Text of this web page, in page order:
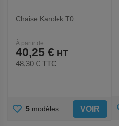
Chaise Karolek T0
À partir de
40,25 €
48,30 € TTC
AJOUTER
5 modèles VOIR